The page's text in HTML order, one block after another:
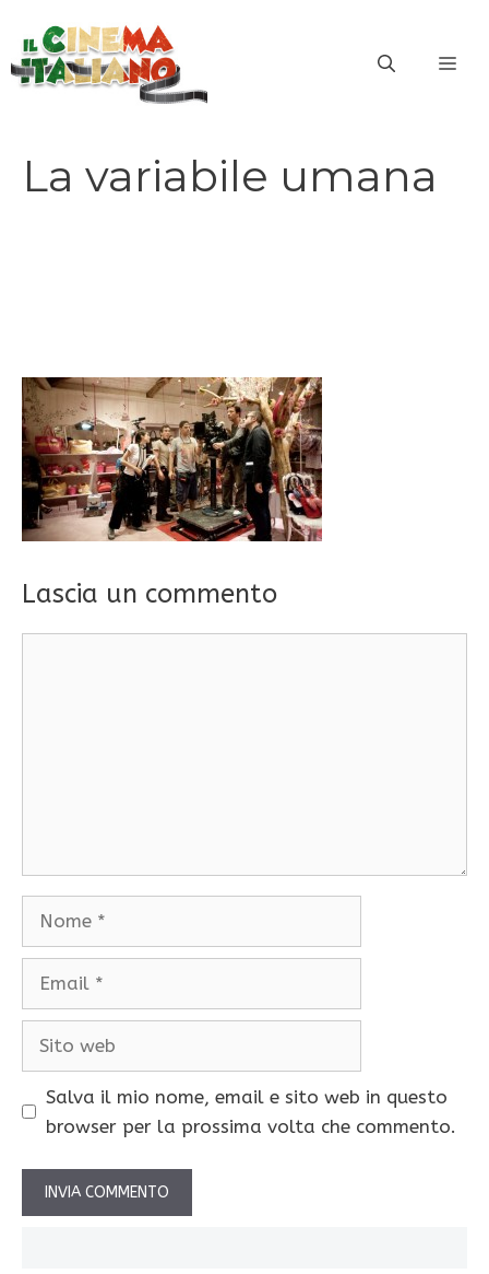
contenuto
La variabile umana
Lascia un commento
Salva il mio nome, email e sito web in questo
browser per la prossima volta che commento.